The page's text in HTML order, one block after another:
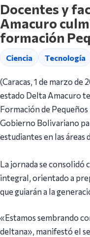
Docentes y
Amacuro
formación
Ciencia Tecnología
(Caracas, 1 de marzo
estado Delta Amacuro
Formación de
Gobierno Bolivariano
estudiantes en las áreas
La jornada se consolidó
integral, orientado a
que guiarán a la
«Estamos sembrando
deltana», manifestó el